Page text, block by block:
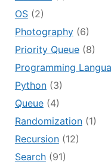
OS(2)
Photography(6)
Priority Queue(8)
Programming
Python(3)
Queue(4)
Randomization(1)
Recursion(12)
Search(91)